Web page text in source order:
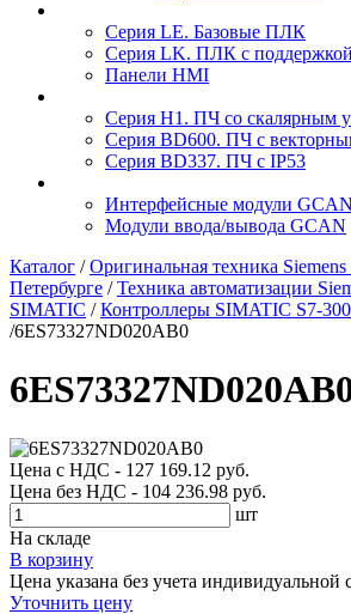
Серия LE. Базовые ПЛК
Серия LK. ПЛК с поддержкой
Панели HMI
Серия H1. ПЧ со скалярным
Серия BD600. ПЧ с
Серия BD337. ПЧ с IP53
Интерфейсные модули GCAN
Модули ввода/вывода GCAN
Каталог / Оригинальная техника
Петербурге / Техника автоматизации
SIMATIC / Контроллеры SIMATIC S7-300
/6ES73327ND020AB0
Цена с НДС - 127 169.12 руб.
Цена без НДС - 104 236.98 руб.
шт
На складе
В корзину
Цена указана без учета индивидуальной
Уточнить цену